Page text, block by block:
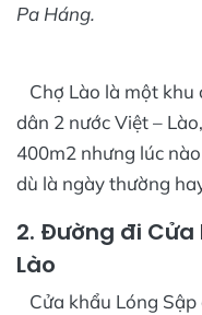
Pa Háng.
Chợ Lào là một khu
dân 2 nước Việt –
400m2 nhưng lúc
dù là ngày thường
2. Đường đi Cửa
Lào
Cửa khẩu Lóng